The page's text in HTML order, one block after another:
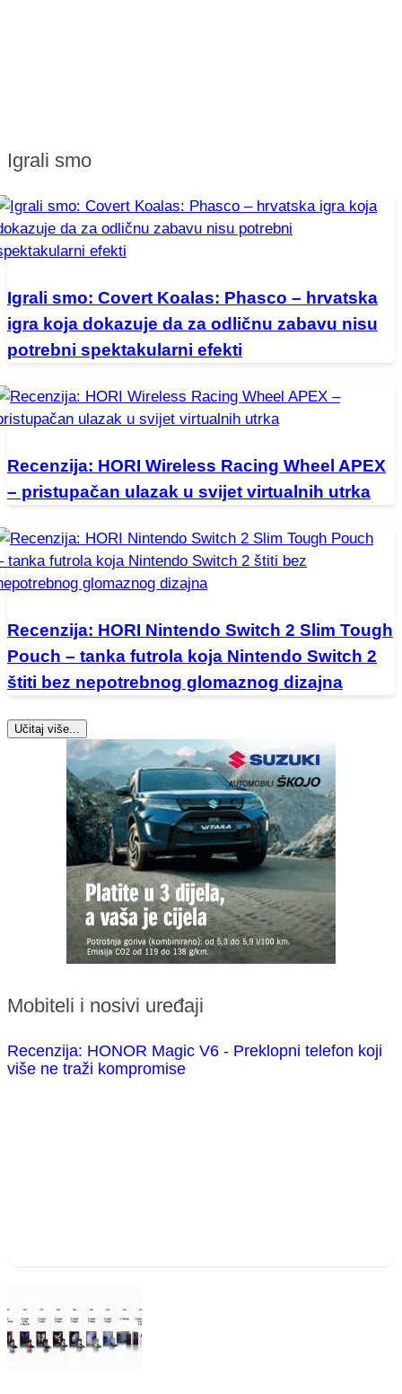
Igrali smo
Igrali smo: Covert Koalas: Phasco – hrvatska
igra koja dokazuje da za odličnu zabavu nisu
potrebni spektakularni efekti
Recenzija: HORI Wireless Racing Wheel APEX
– pristupačan ulazak u svijet virtualnih utrka
Recenzija: HORI Nintendo Switch 2 Slim Tough
Pouch – tanka futrola koja Nintendo Switch 2
štiti bez nepotrebnog glomaznog dizajna
Učitaj više...
Mobiteli i nosivi uređaji
Recenzija: HONOR Magic V6 - Preklopni telefon koji
više ne traži kompromise